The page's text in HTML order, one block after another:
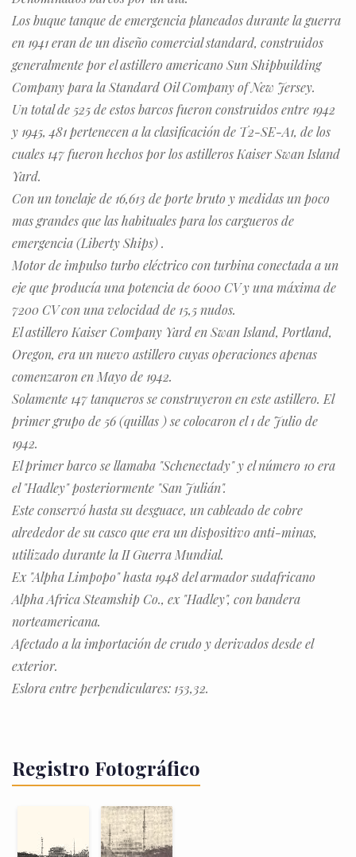
Los buque tanque de emergencia planeados durante la guerra
en 1941 eran de un diseño comercial standard, construidos
generalmente por el astillero americano Sun Shipbuilding
Company para la Standard Oil Company of New Jersey.
Un total de 525 de estos barcos fueron construidos entre 1942
y 1945, 481 pertenecen a la clasificación de T2-SE-A1, de los
cuales 147 fueron hechos por los astilleros Kaiser Swan Island
Yard.
Con un tonelaje de 16,613 de porte bruto y medidas un poco
mas grandes que las habituales para los cargueros de
emergencia (Liberty Ships) .
Motor de impulso turbo eléctrico con turbina conectada a un
eje que producía una potencia de 6000 CV y una máxima de
7200 CV con una velocidad de 15,5 nudos.
El astillero Kaiser Company Yard en Swan Island, Portland,
Oregon, era un nuevo astillero cuyas operaciones apenas
comenzaron en Mayo de 1942.
Solamente 147 tanqueros se construyeron en este astillero. El
primer grupo de 56 (quillas ) se colocaron el 1 de Julio de
1942.
El primer barco se llamaba "Schenectady" y el número 10 era
el "Hadley" posteriormente "San Julián".
Este conservó hasta su desguace, un cableado de cobre
alrededor de su casco que era un dispositivo anti-minas,
utilizado durante la II Guerra Mundial.
Ex "Alpha Limpopo" hasta 1948 del armador sudafricano
Alpha Africa Steamship Co., ex "Hadley", con bandera
norteamericana.
Afectado a la importación de crudo y derivados desde el
exterior.
Eslora entre perpendiculares: 153,32.
Registro Fotográfico